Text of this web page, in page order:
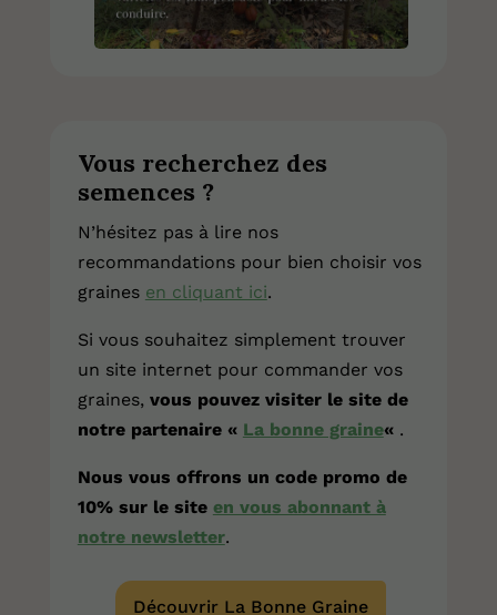
Vous recherchez des
semences ?
N’hésitez pas à lire nos
recommandations pour bien choisir vos
graines en cliquant ici.
Si vous souhaitez simplement trouver
un site internet pour commander vos
graines, vous pouvez visiter le site de
notre partenaire « La bonne graine« .
Nous vous offrons un code promo de
10% sur le site en vous abonnant à
notre newsletter.
Découvrir La Bonne Graine